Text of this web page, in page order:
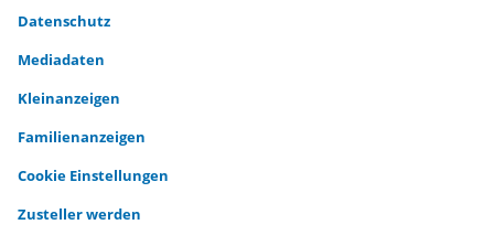
Datenschutz
Mediadaten
Kleinanzeigen
Familienanzeigen
Cookie Einstellungen
Zusteller werden